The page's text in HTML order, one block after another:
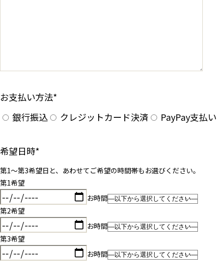
お支払い方法*
銀行振込
クレジットカード決済 PayPay支払い
希望日時*
第1〜第3希望日と、あわせてご希望の時間帯もお選びください。
第1希望
お時間
第2希望
お時間
第3希望
お時間